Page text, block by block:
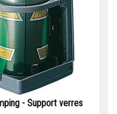
- Support verres